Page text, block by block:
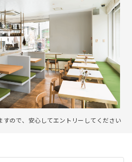
すので、安心してエントリーしてください